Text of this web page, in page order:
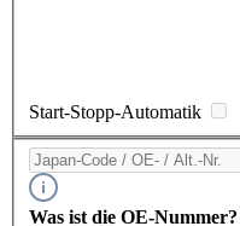
Start-Stopp-Automatik
Was ist die OE-Nummer?